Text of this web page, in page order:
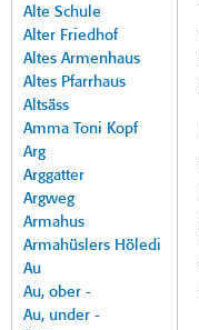
Alte Schule
Alter Friedhof
Altes Armenhaus
Altes Pfarrhaus
Altsäss
Amma Toni Kopf
Arg
Arggatter
Argweg
Armahus
Armahüslers Höledi
Au
Au, ober -
Au, under -